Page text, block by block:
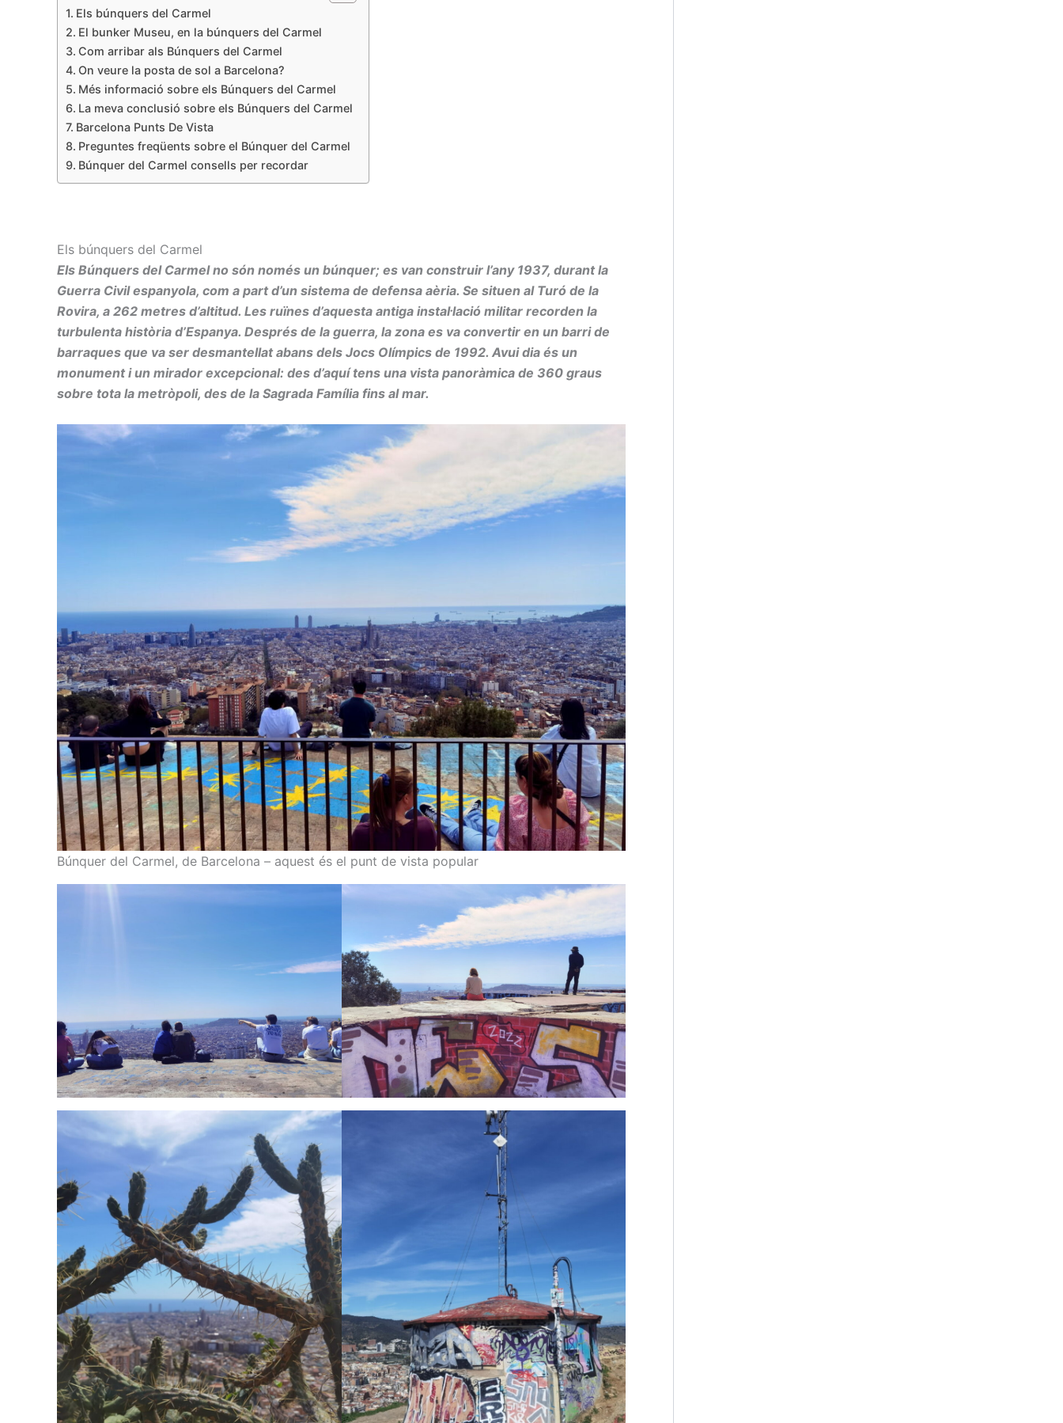
Els búnquers del Carmel
El bunker Museu, en la búnquers del Carmel
Com arribar als Búnquers del Carmel
On veure la posta de sol a Barcelona?
Més informació sobre els Búnquers del Carmel
La meva conclusió sobre els Búnquers del Carmel
Barcelona Punts De Vista
Preguntes freqüents sobre el Búnquer del Carmel
Búnquer del Carmel consells per recordar
Els búnquers del Carmel
Els Búnquers del Carmel no són només un búnquer; es van construir l’any 1937, durant la
Guerra Civil espanyola, com a part d’un sistema de defensa aèria. Se situen al Turó de la
Rovira, a 262 metres d’altitud. Les ruïnes d’aquesta antiga instal·lació militar recorden la
turbulenta història d’Espanya. Després de la guerra, la zona es va convertir en un barri de
barraques que va ser desmantellat abans dels Jocs Olímpics de 1992. Avui dia és un
monument i un mirador excepcional: des d’aquí tens una vista panoràmica de 360 graus
sobre tota la metròpoli, des de la Sagrada Família fins al mar.
Búnquer del Carmel, de Barcelona – aquest és el punt de vista popular